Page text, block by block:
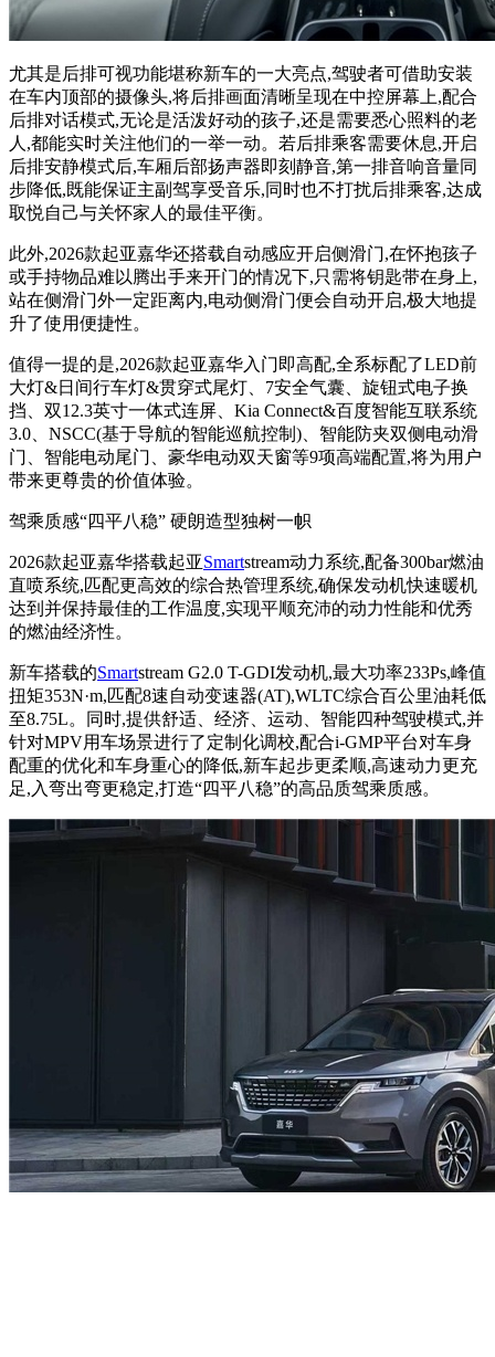
尤其是后排可视功能堪称新车的一大亮点,驾驶者可借助安装
在车内顶部的摄像头,将后排画面清晰呈现在中控屏幕上,配合
后排对话模式,无论是活泼好动的孩子,还是需要悉心照料的老
人,都能实时关注他们的一举一动。若后排乘客需要休息,开启
后排安静模式后,车厢后部扬声器即刻静音,第一排音响音量同
步降低,既能保证主副驾享受音乐,同时也不打扰后排乘客,达成
取悦自己与关怀家人的最佳平衡。
此外,2026款起亚嘉华还搭载自动感应开启侧滑门,在怀抱孩子
或手持物品难以腾出手来开门的情况下,只需将钥匙带在身上,
站在侧滑门外一定距离内,电动侧滑门便会自动开启,极大地提
升了使用便捷性。
值得一提的是,2026款起亚嘉华入门即高配,全系标配了LED前
大灯&日间行车灯&贯穿式尾灯、7安全气囊、旋钮式电子换
挡、双12.3英寸一体式连屏、Kia Connect&百度智能互联系统
3.0、NSCC(基于导航的智能巡航控制)、智能防夹双侧电动滑
门、智能电动尾门、豪华电动双天窗等9项高端配置,将为用户
带来更尊贵的价值体验。
驾乘质感“四平八稳” 硬朗造型独树一帜
2026款起亚嘉华搭载起亚Smartstream动力系统,配备300bar燃油
直喷系统,匹配更高效的综合热管理系统,确保发动机快速暖机
达到并保持最佳的工作温度,实现平顺充沛的动力性能和优秀
的燃油经济性。
新车搭载的Smartstream G2.0 T-GDI发动机,最大功率233Ps,峰值
扭矩353N·m,匹配8速自动变速器(AT),WLTC综合百公里油耗低
至8.75L。同时,提供舒适、经济、运动、智能四种驾驶模式,并
针对MPV用车场景进行了定制化调校,配合i-GMP平台对车身
配重的优化和车身重心的降低,新车起步更柔顺,高速动力更充
足,入弯出弯更稳定,打造“四平八稳”的高品质驾乘质感。